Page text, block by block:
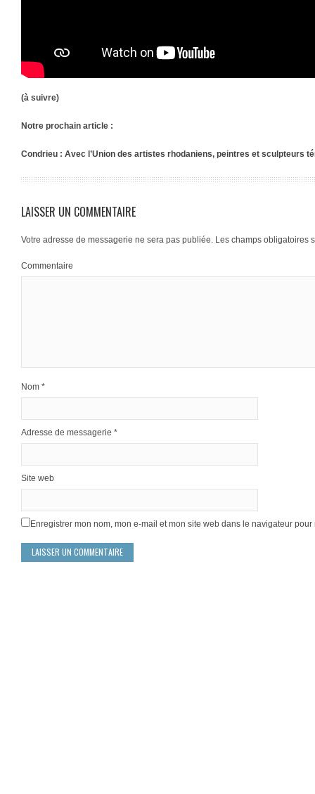
(à suivre)
Notre prochain article :
Condrieu : Avec l’Union des artistes rhodaniens, peintres et sculpteurs
LAISSER UN COMMENTAIRE
Votre adresse de messagerie ne sera pas publiée. Les champs obligatoires
Commentaire
Nom *
Adresse de messagerie *
Site web
Enregistrer mon nom, mon e-mail et mon site web dans le navigateur